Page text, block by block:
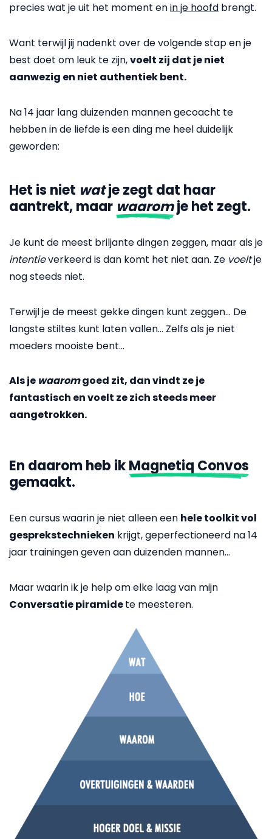
precies wat je uit het moment enin je hoofd brengt.
Want terwijl jij nadenkt over de volgende stap en je
best doet om leuk te zijn,voelt zij dat je niet
aanwezig en niet authentiek bent.
Na 14 jaar lang duizenden mannen gecoacht te
hebben in de liefde is een ding me heel duidelijk
geworden:
Het is niet watje zegt dat haar
aantrekt, maar waaromje het zegt.
Je kunt de meest briljante dingen zeggen, maar als je
intentieverkeerd is dan komt het niet aan. Ze voeltje
nog steeds niet.
Terwijl je de meest gekke dingen kunt zeggen... De
langste stiltes kunt laten vallen... Zelfs als je niet
moeders mooiste bent...
Als je waaromgoed zit, dan vindt ze je
fantastisch en voelt ze zich steeds meer
aangetrokken.
En daarom heb ikMagnetiq Convos
gemaakt.
Een cursus waarin je niet alleen een hele toolkit vol
gesprekstechnieken krijgt, geperfectioneerd na 14
jaar trainingen geven aan duizenden mannen...
Maar waarin ik je help om elke laag van mijn
Conversatie piramidete meesteren.